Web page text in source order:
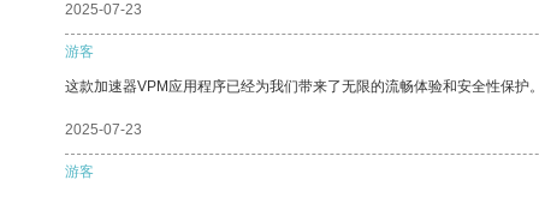
2025-07-23
游客
这款加速器VPM应用程序已经为我们带来了无限的流畅体验和安全性保护
2025-07-23
游客